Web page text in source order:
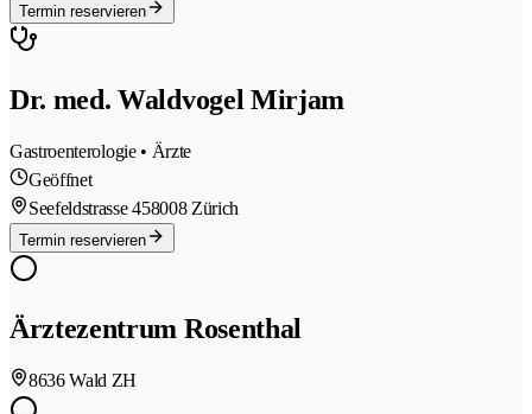
Termin reservieren
Dr. med. Waldvogel Mirjam
Gastroenterologie • Ärzte
Geöffnet
Seefeldstrasse 458008 Zürich
Termin reservieren
Ärztezentrum Rosenthal
8636 Wald ZH